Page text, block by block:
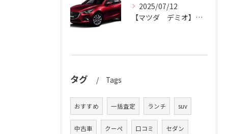
2025/07/12
【マツダ デミオ】デミオの買取りはハッピーカーズ市原中央店におまかせ。
タグ Tags
おすすめ 一括査定 ランチ suv
中古車 クーペ 口コミ セダン